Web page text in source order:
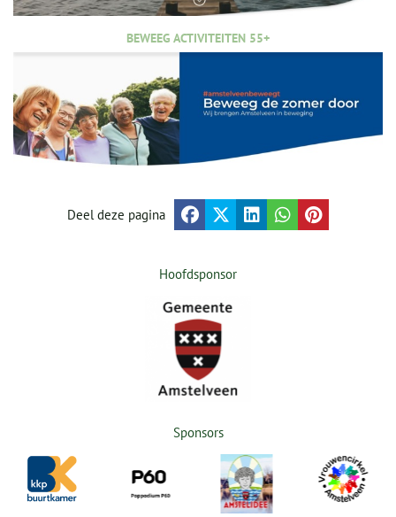
BEWEEG ACTIVITEITEN 55+
Deel deze pagina
Hoofdsponsor
Sponsors